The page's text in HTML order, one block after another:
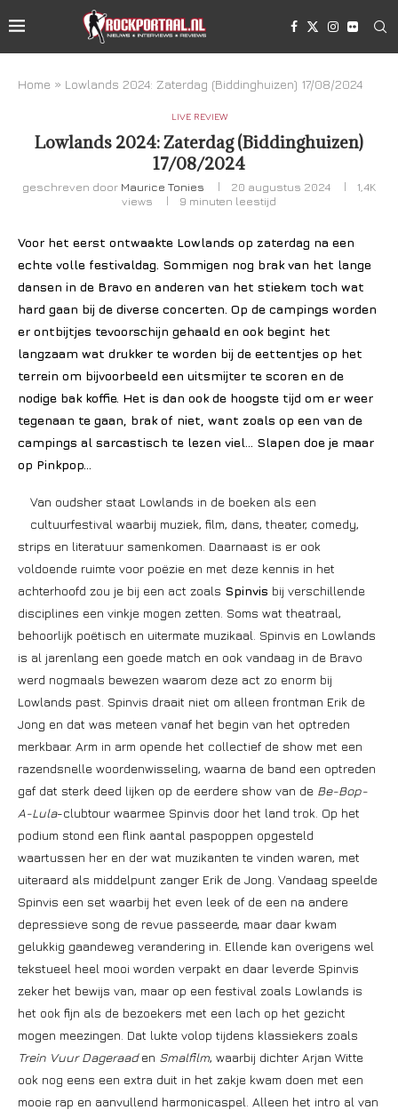
Home » Lowlands 2024: Zaterdag (Biddinghuizen) 17/08/2024
LIVE REVIEW
Lowlands 2024: Zaterdag (Biddinghuizen)
17/08/2024
geschreven door Maurice Tonies 20 augustus 2024
1,4K
views
9 minuten leestijd
Voor het eerst ontwaakte Lowlands op zaterdag na een
echte volle festivaldag. Sommigen nog brak van het lange
dansen in de Bravo en anderen van het stiekem toch wat
hard gaan bij de diverse concerten. Op de campings worden
er ontbijtjes tevoorschijn gehaald en ook begint het
langzaam wat drukker te worden bij de eettentjes op het
terrein om bijvoorbeeld een uitsmijter te scoren en de
nodige bak koffie. Het is dan ook de hoogste tijd om er weer
tegenaan te gaan, brak of niet, want zoals op een van de
campings al sarcastisch te lezen viel… Slapen doe je maar
op Pinkpop…
Van oudsher staat Lowlands in de boeken als een
cultuurfestival waarbij muziek, film, dans, theater, comedy,
strips en literatuur samenkomen. Daarnaast is er ook
voldoende ruimte voor poëzie en met deze kennis in het
achterhoofd zou je bij een act zoals Spinvis bij verschillende
disciplines een vinkje mogen zetten. Soms wat theatraal,
behoorlijk poëtisch en uitermate muzikaal. Spinvis en Lowlands
is al jarenlang een goede match en ook vandaag in de Bravo
werd nogmaals bewezen waarom deze act zo enorm bij
Lowlands past. Spinvis draait niet om alleen frontman Erik de
Jong en dat was meteen vanaf het begin van het optreden
merkbaar. Arm in arm opende het collectief de show met een
razendsnelle woordenwisseling, waarna de band een optreden
gaf dat sterk deed lijken op de eerdere show van de Be-Bop-
A-Lula-clubtour waarmee Spinvis door het land trok. Op het
podium stond een flink aantal paspoppen opgesteld
waartussen her en der wat muzikanten te vinden waren, met
uiteraard als middelpunt zanger Erik de Jong. Vandaag speelde
Spinvis een set waarbij het even leek of de een na andere
depressieve song de revue passeerde, maar daar kwam
gelukkig gaandeweg verandering in. Ellende kan overigens wel
tekstueel heel mooi worden verpakt en daar leverde Spinvis
zeker het bewijs van, maar op een festival zoals Lowlands is
het ook fijn als de bezoekers met een lach op het gezicht
mogen meezingen. Dat lukte volop tijdens klassiekers zoals
Trein Vuur Dageraaden Smalfilm, waarbij dichter Arjan Witte
ook nog eens een extra duit in het zakje kwam doen met een
mooie rap en aanvullend harmonicaspel. Alleen het intro al van